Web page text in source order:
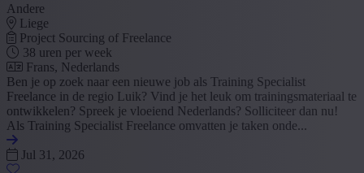
Andere
Liege
Project Sourcing of Freelance
38 uren per week
Frans, Nederlands
Ben je op zoek naar een nieuwe job als Training Specialist
Freelance in de regio Luik? Vind je het leuk om trainingsmateriaal te
ontwikkelen? Spreek je vloeiend Nederlands? Solliciteer dan nu!
Als Training Specialist Freelance omvatten je taken onde...
Jul 31, 2026